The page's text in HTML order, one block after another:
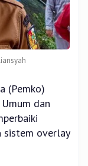
(Pemko)
dan
sistem overlay